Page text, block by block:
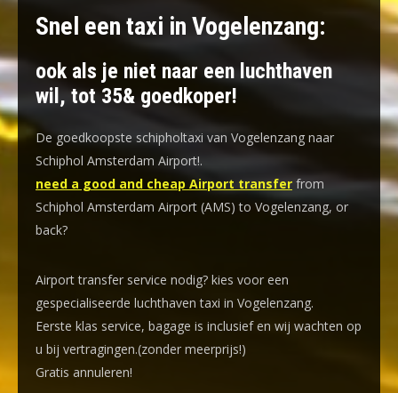
Snel een taxi in Vogelenzang:
ook als je niet naar een luchthaven
wil, tot 35& goedkoper!
De goedkoopste schipholtaxi van Vogelenzang naar
Schiphol Amsterdam Airport!.
need a good and cheap Airport transfer from
Schiphol Amsterdam Airport (AMS) to Vogelenzang, or
back?
Airport transfer service nodig? kies voor een
gespecialiseerde luchthaven taxi in Vogelenzang.
Eerste klas service, bagage is inclusief en wij wachten op
u bij vertragingen.(zonder meerprijs!)
Gratis annuleren!